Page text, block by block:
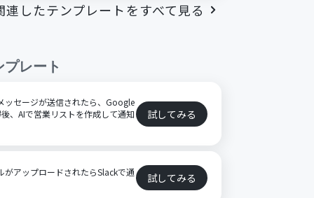
連したテンプレートをすべて見る
レート
ッセージが送信されたら、Google
、AIで営業リストを作成して通知
試してみる
がアップロードされたらSlackで通 試してみる